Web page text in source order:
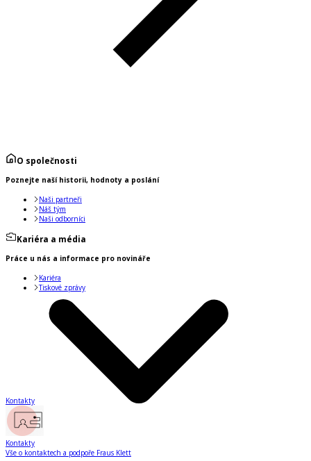
O společnosti
Poznejte naší historii, hodnoty a poslání
Naši partneři
Náš tým
Naši odborníci
Kariéra a média
Práce u nás a informace pro novináře
Kariéra
Tiskové zprávy
Kontakty
Kontakty
Vše o kontaktech a podpoře Fraus Klett